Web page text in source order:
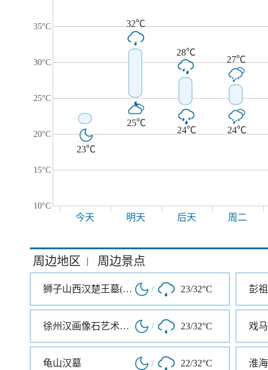
35°C
30°C
25°C
20°C
15°C
10°C
23℃
32℃
25℃
28℃
24℃
27℃
24℃
今天 明天 后天 周二
周边地区 | 周边景点
狮子山西汉楚王墓(陪葬兵马俑坑 / 23/32°C 彭
徐州汉画像石艺术馆北馆 / 23/32°C 戏
龟山汉墓 / 22/32°C 淮